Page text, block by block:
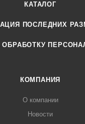
КАТАЛОГ
ПОСЛЕДНИХ
КОМПАНИЯ
О компании
Новости